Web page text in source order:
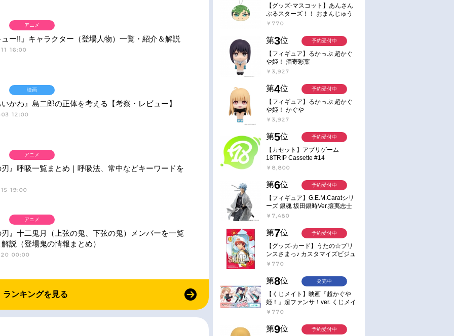
ー!!』キャラクター（登場人物）一覧・紹介＆解説
16:00
アニメ
かわ』島二郎の正体を考える【考察・レビュー】
12:00
映画
』呼吸一覧まとめ｜呼吸法、常中などキーワードを
19:00
アニメ
』十二鬼月（上弦の鬼、下弦の鬼）メンバーを一覧
説（登場鬼の情報まとめ）
00:00
アニメ
ランキングを見る
【グッズ-マスコット】あんさん
ぶるスターズ！！ おまんじゅう
にぎにぎマスコット ねくすと2
￥770
第3位
【フィギュア】るかっぷ 超かぐ
や姫！ 酒寄彩葉
￥3,927
予約受付中
第4位
【フィギュア】るかっぷ 超かぐ
や姫！ かぐや
￥3,927
予約受付中
第5位
【カセット】アプリゲーム
18TRIP Cassette #14
￥8,800
予約受付中
第6位
【フィギュア】G.E.M.Caratシリ
ーズ 銀魂 坂田銀時Ver.攘夷志士
完成品フィギュア
￥7,480
予約受付中
第7位
【グッズ-カード】うたの☆プリ
ンスさまっ♪ カスタマイズビジュ
アルカードコレクション Best
￥770
予約受付中
第8位
【くじメイト】映画『超かぐや
姫！』超ファンサ！ver. くじメイ
ト
￥770
発売中
第9位 予約受付中